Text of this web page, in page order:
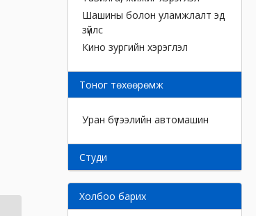
Шашины болон уламжлалт эд
зүйлс
Кино зургийн хэрэглэл
Тоног төхөөрөмж
Уран бүтээлийн автомашин
Cтуди
Холбоо барих